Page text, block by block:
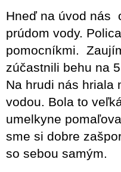
Hneď na úvod nás
prúdom vody.
pomocníkmi.
zúčastnili behu na
Na hrudi nás hriala
vodou. Bola to
umelkyne
sme si dobre
so sebou samým.